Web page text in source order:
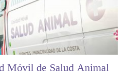
Móvil de Salud Animal